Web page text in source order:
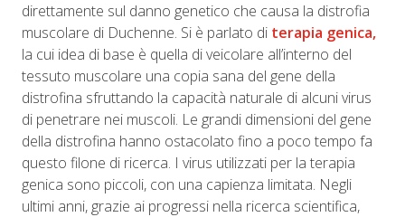
direttamente sul danno genetico che causa la distrofia
muscolare di Duchenne. Si è parlato di terapia genica,
la cui idea di base è quella di veicolare all’interno del
tessuto muscolare una copia sana del gene della
distrofina sfruttando la capacità naturale di alcuni virus
di penetrare nei muscoli. Le grandi dimensioni del gene
della distrofina hanno ostacolato fino a poco tempo fa
questo filone di ricerca. I virus utilizzati per la terapia
genica sono piccoli, con una capienza limitata. Negli
ultimi anni, grazie ai progressi nella ricerca scientifica,